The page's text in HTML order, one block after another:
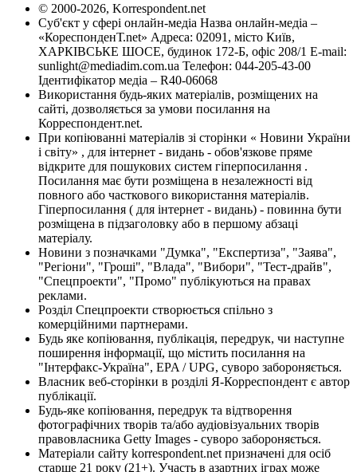
© 2000-2026, Korrespondent.net
Суб'єкт у сфері онлайн-медіа Назва онлайн-медіа –
«КореспонденТ.net» Адреса: 02091, місто Київ,
ХАРКІВСЬКЕ ШОСЕ, будинок 172-Б, офіс 208/1 E-mail:
sunlight@mediadim.com.ua Телефон: 044-205-43-00
Ідентифікатор медіа – R40-06068
Використання будь-яких матеріалів, розміщених на
сайті, дозволяється за умови посилання на
Корреспондент.net.
При копіюванні матеріалів зі сторінки « Новини України
і світу» , для інтернет - видань - обов'язкове пряме
відкрите для пошукових систем гіперпосилання .
Посилання має бути розміщена в незалежності від
повного або часткового використання матеріалів.
Гіперпосилання ( для інтернет - видань) - повинна бути
розміщена в підзаголовку або в першому абзаці
матеріалу.
Новини з позначками "Думка", "Експертиза", "Заява",
"Регіони", "Гроші", "Влада", "Вибори", "Тест-драйв",
"Спецпроекти", "Промо" публікуються на правах
реклами.
Розділ Спецпроекти створюється спільно з
комерційними партнерами.
Будь яке копіювання, публікація, передрук, чи наступне
поширення інформації, що містить посилання на
"Інтерфакс-Україна", EPA / UPG, суворо забороняється.
Власник веб-сторінки в розділі Я-Корреспондент є автор
публікації.
Будь-яке копіювання, передрук та відтворення
фотографічних творів та/або аудіовізуальних творів
правовласника Getty Images - суворо забороняється.
Матеріали сайту korrespondent.net призначені для осіб
старше 21 року (21+). Участь в азартних іграх може